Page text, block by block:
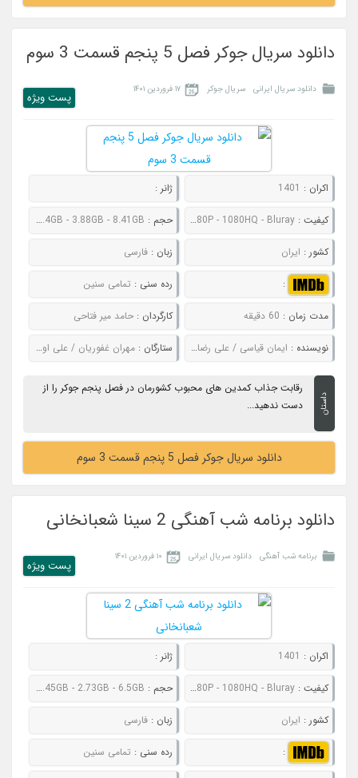
دانلود سریال جوکر فصل 5 پنجم قسمت 3 سوم
دانلود سریال ایرانی سریال جوکر ۱۷ فروردین ۱۴۰۱
پست ويژه
اکران : 1401 ژانر :
کیفیت :480P - 720P - 1080P - 1080HQ - Bluray حجم : 581MB - 1GB - 2.4GB - 3.88GB - 8.41GB
کشور : ایران زبان : فارسی
: رده سنی : تمامی سنین
مدت زمان : 60 دقیقه کارگردان : حامد میر فتاحی
نویسنده : ایمان قیاسی / علی رضا زاده / عمادالدین کریمیان / مهرداد نعیمی / مریم آقایی / فاطمه خوش خلق ستارگان : مهران غفوریان / علی اوجی / امیرحسین صدیق / حامد آهنگی
داستان
رقابت جذاب کمدین های محبوب کشورمان در فصل پنجم جوکر را از
دست ندهید...
دانلود سریال جوکر فصل 5 پنجم قسمت 3 سوم
دانلود برنامه شب آهنگی 2 سینا شعبانخانی
برنامه شب آهنگی دانلود سریال ایرانی ۱۰ فروردین ۱۴۰۱
پست ويژه
اکران : 1401 ژانر :
کیفیت :480P - 720P - 1080P - 1080HQ - Bluray حجم : 572MB - 888MB - 1.45GB - 2.73GB - 6.5GB
کشور : ایران زبان : فارسی
: رده سنی : تمامی سنین